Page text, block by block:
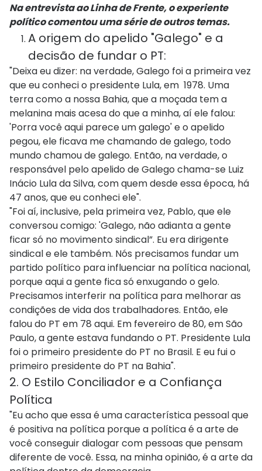
Na entrevista ao Linha de Frente, o experiente
político comentou uma série de outros temas.
A origem do apelido "Galego" e a
decisão de fundar o PT:
"Deixa eu dizer: na verdade, Galego foi a primeira vez
que eu conheci o presidente Lula, em 1978. Uma
terra como a nossa Bahia, que a moçada tem a
melanina mais acesa do que a minha, aí ele falou:
'Porra você aqui parece um galego' e o apelido
pegou, ele ficava me chamando de galego, todo
mundo chamou de galego. Então, na verdade, o
responsável pelo apelido de Galego chama-se Luiz
Inácio Lula da Silva, com quem desde essa época, há
47 anos, que eu conheci ele".
"Foi aí, inclusive, pela primeira vez, Pablo, que ele
conversou comigo: 'Galego, não adianta a gente
ficar só no movimento sindical”. Eu era dirigente
sindical e ele também. Nós precisamos fundar um
partido político para influenciar na política nacional,
porque aqui a gente fica só enxugando o gelo.
Precisamos interferir na política para melhorar as
condições de vida dos trabalhadores. Então, ele
falou do PT em 78 aqui. Em fevereiro de 80, em São
Paulo, a gente estava fundando o PT. Presidente Lula
foi o primeiro presidente do PT no Brasil. E eu fui o
primeiro presidente do PT na Bahia".
2. O Estilo Conciliador e a Confiança
Política
"Eu acho que essa é uma característica pessoal que
é positiva na política porque a política é a arte de
você conseguir dialogar com pessoas que pensam
diferente de você. Essa, na minha opinião, é a arte da